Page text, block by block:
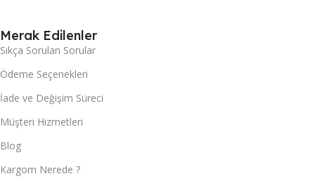
Merak Edilenler
Sıkça Sorulan Sorular
Ödeme Seçenekleri
İade ve Değişim Süreci
Müşteri Hizmetleri
Blog
Kargom Nerede ?